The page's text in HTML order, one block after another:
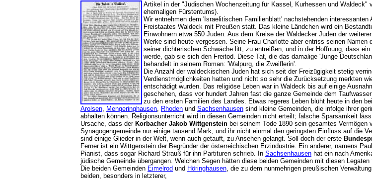
Artikel in der "Jüdischen Wochenzeitung für Kassel, Kurhessen und Waldeck"
ehemaligen Fürstentums).
Wir entnehmen dem 'Israelitischen Familienblatt' nachstehenden interessanten
Freistaates Waldeck mit Preußen statt. Das kleine Ländchen wird ein
Einwohnern etwa 550 Juden. Aus dem Kreise der Waldecker Juden der
Werke sind heute vergessen. Seine Frau Charlotte aber entriss seinen
seiner dichterischen Schwäche litt, zu entreißen, und in der Hoffnung, dass
werde, gab sie sich den Freitod. Diese Tat, die das damalige 'Junge
behandelt in seinem Roman: 'Walpurg, die Zweiflerin'.
Die Anzahl der waldeckischen Juden hat sich seit der Freizügigkeit stetig
Verdienstmöglichkeiten hatten und nicht so sehr die Zurücksetzung merkten
entschädigt wurden. Das religiöse Leben war in Waldeck bis auf einige
geschehen, dass vor hundert Jahren fast die ganze Gemeinde dem
zu den ersten Familien des Landes. Etwas regeres Leben blüht heute in den
Arolsen, Mengeringhausen, Rhoden und Sachsenhausen sind kleine Gemeinden, die infolge ihrer
abhalten können. Religionsunterricht wird in diesen Gemeinden nicht erteilt; falsche Sparsamkeit
Ursache, dass der Korbacher Jakob Wittgenstein bei seinem Tode 1890 sein gesamtes
Synagogengemeinde nur einige tausend Mark, und ihr nicht einmal den geringsten Einfluss auf die
sind einige Glieder in der Welt, wenn auch getauft, zu Ansehen gelangt. Soll doch der erste
Ferner ist ein Wittgenstein der Begründer der österreichischen Erzindustrie. Ein anderer, namens
Pianist, dass sogar Richard Strauß für ihn Partituren schrieb. In Sachsenhausen hat ein nach
jüdische Gemeinde übergangen. Welchen Segen hätten diese beiden Gemeinden mit diesen
Die beiden Gemeinden Eimelrod und Höringhausen, die zu dem nunmehrigen preußischen
beiden, besonders in letzterer,